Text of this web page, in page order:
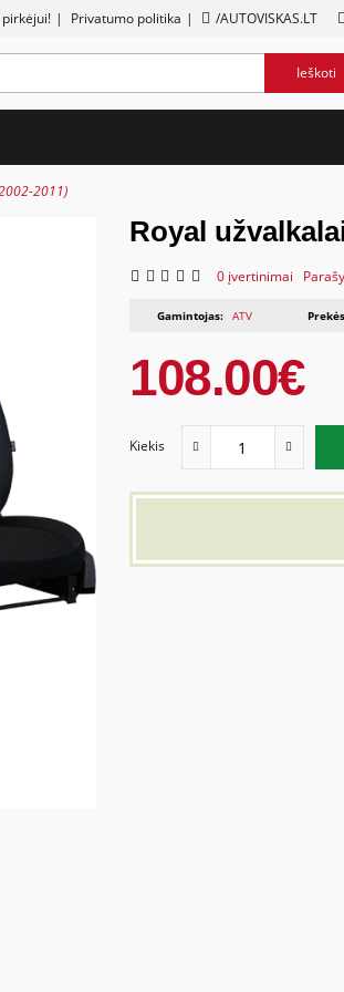
| Privatumo politika | /AUTOVISKAS.LT
Ieškoti
2011)
Royal
0 įvertinimai
Gamintojas: ATV
108.00€
Kiekis